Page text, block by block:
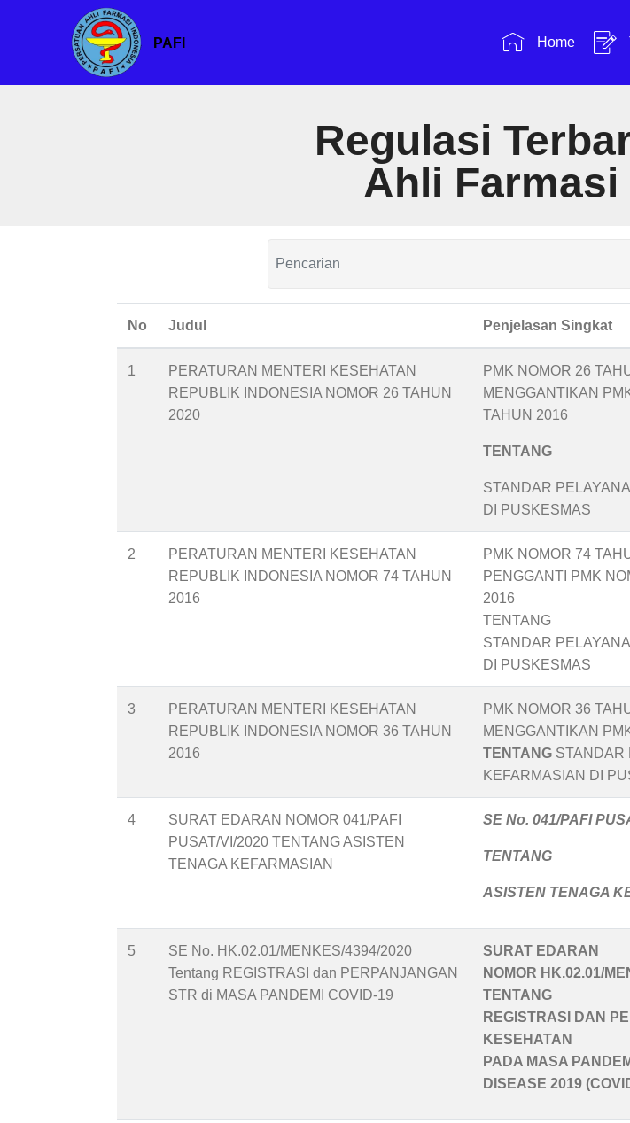
PAFI Home
Regulasi
Ahli
No Judul Penjelasan Singkat
1
PERATURAN MENTERI KESEHATAN
REPUBLIK INDONESIA NOMOR 26 TAHUN
2020
PMK NOMOR 26
MENGGANTIKAN
TAHUN 2016
TENTANG
STANDAR
DI PUSKESMAS
2
PERATURAN MENTERI KESEHATAN
REPUBLIK INDONESIA NOMOR 74 TAHUN
2016
PMK NOMOR 74
PENGGANTI PMK
2016
TENTANG
STANDAR
DI PUSKESMAS
3
PERATURAN MENTERI KESEHATAN
REPUBLIK INDONESIA NOMOR 36 TAHUN
2016
PMK NOMOR 36
MENGGANTIKAN
TENTANG STANDAR
KEFARMASIAN DI
4
SURAT EDARAN NOMOR 041/PAFI
PUSAT/VI/2020 TENTANG ASISTEN
TENAGA KEFARMASIAN
SE No. 041/PAFI
TENTANG
ASISTEN TENAGA
5
SE No. HK.02.01/MENKES/4394/2020
Tentang REGISTRASI dan PERPANJANGAN
STR di MASA PANDEMI COVID-19
SURAT EDARAN
NOMOR HK.02.01/
TENTANG
REGISTRASI DAN
KESEHATAN
PADA MASA
DISEASE 2019